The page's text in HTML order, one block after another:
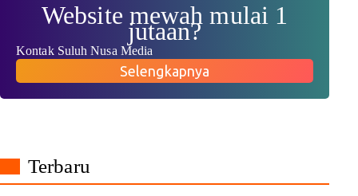
Website mewah mulai 1
jutaan?
Kontak Suluh Nusa Media
Selengkapnya
Terbaru